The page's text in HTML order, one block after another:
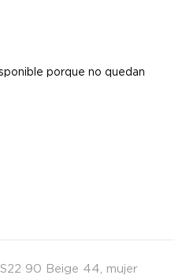
porque no quedan
90 Beige 44 mujer